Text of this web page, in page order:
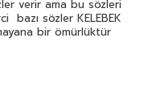
verir ama bu sözleri
bazı sözler KELEBEK
bir ömürlüktür